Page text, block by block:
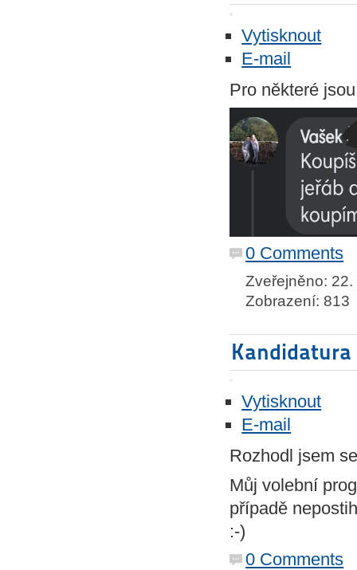
Vytisknout
E-mail
Pro některé
0 Comments
Zveřejněno:
Zobrazení: 813
Kandidatura
Vytisknout
E-mail
Rozhodl jsem
Můj volební
případě
:-)
0 Comments